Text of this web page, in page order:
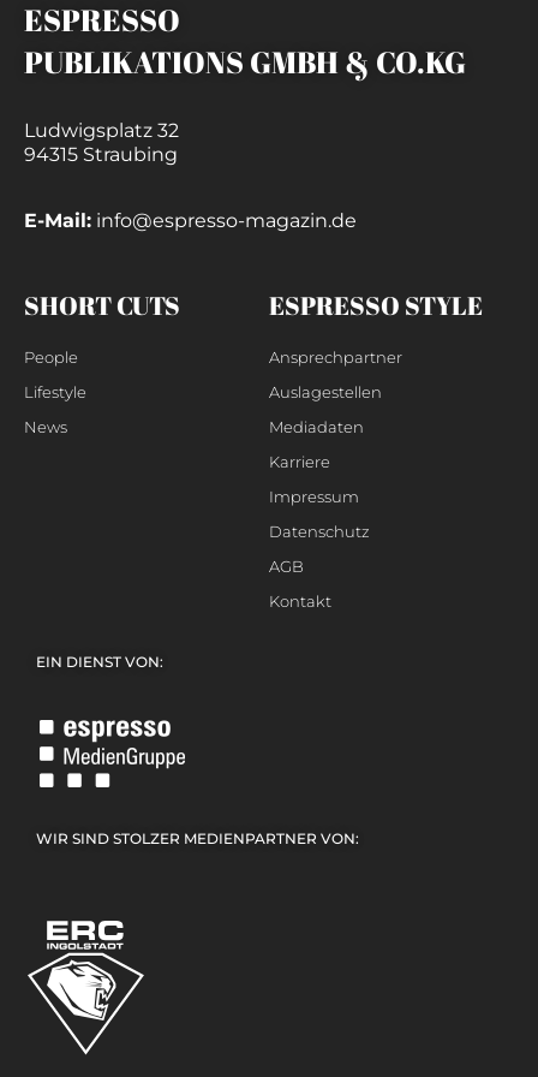
ESPRESSO
PUBLIKATIONS GMBH & CO.KG
Ludwigsplatz 32
94315 Straubing
E-Mail: info@espresso-magazin.de
SHORT CUTS
People
Lifestyle
News
ESPRESSO STYLE
Ansprechpartner
Auslagestellen
Mediadaten
Karriere
Impressum
Datenschutz
AGB
Kontakt
EIN DIENST VON:
WIR SIND STOLZER MEDIENPARTNER VON: